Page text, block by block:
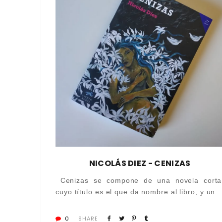
NICOLÁS DIEZ - CENIZAS
Cenizas se compone de una novela
cuyo título es el que da nombre al libro, y
0 SHARE